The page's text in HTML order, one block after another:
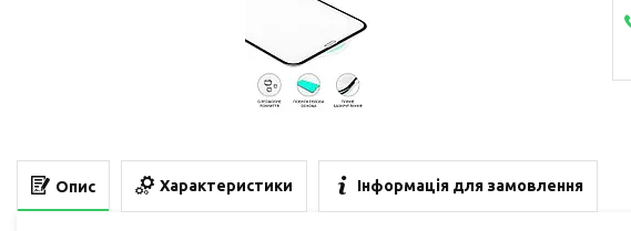
Опис Характеристики Інформація для замовлення